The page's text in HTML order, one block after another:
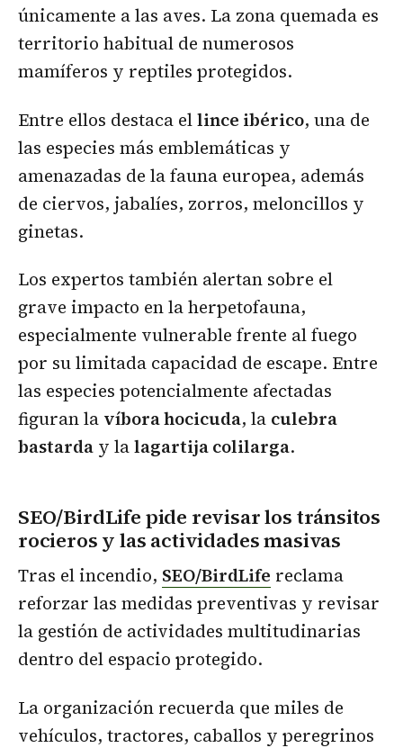
únicamente a las aves. La zona quemada es
territorio habitual de numerosos
mamíferos y reptiles protegidos.
Entre ellos destaca ellince ibérico, una de
las especies más emblemáticas y
amenazadas de la fauna europea, además
de ciervos, jabalíes, zorros, meloncillos y
ginetas.
Los expertos también alertan sobre el
grave impacto en la herpetofauna,
especialmente vulnerable frente al fuego
por su limitada capacidad de escape. Entre
las especies potencialmente afectadas
figuran la víbora hocicuda, la culebra
bastarda y lalagartija colilarga.
SEO/BirdLife pide revisar los tránsitos
rocieros y las actividades masivas
Tras el incendio, SEO/BirdLife reclama
reforzar las medidas preventivas y revisar
la gestión de actividades multitudinarias
dentro del espacio protegido.
La organización recuerda que miles de
vehículos, tractores, caballos y peregrinos